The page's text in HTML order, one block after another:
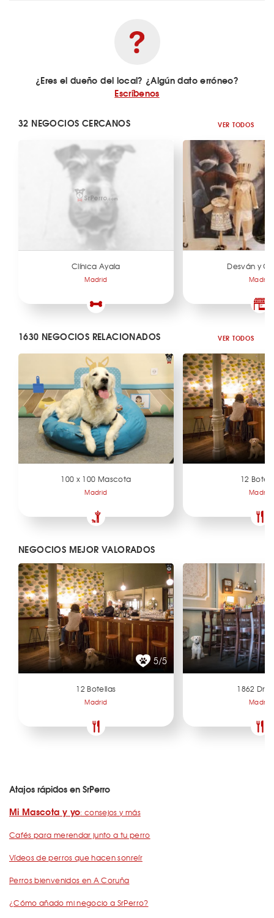
¿Eres el dueño del local? ¿Algún dato erróneo?
Escríbenos
32 NEGOCIOS CERCANOS VER TODOS
Clínica Ayala
Madrid
Desván y
Madrid
1630 NEGOCIOS RELACIONADOS VER TODOS
100 x 100 Mascota
Madrid
12
Madrid
NEGOCIOS MEJOR VALORADOS
5/5
12 Botellas
Madrid
1862 Dry
Madrid
Atajos rápidos en SrPerro
Mi Mascota y yo: consejos y más
Cafés para merendar junto a tu perro
Vídeos de perros que hacen sonreír
Perros bienvenidos en A Coruña
¿Cómo añado mi negocio a SrPerro?